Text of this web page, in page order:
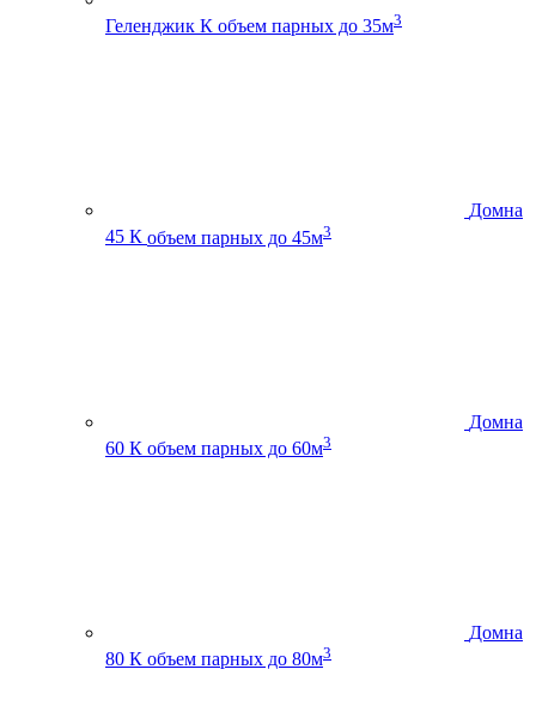
Геленджик К объем парных до 35м3
Домна
45 К объем парных до 45м3
Домна
60 К объем парных до 60м3
Домна
80 К объем парных до 80м3